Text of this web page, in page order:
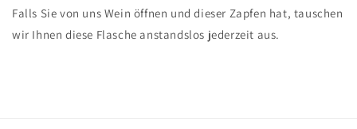
Falls Sie von uns Wein öffnen und dieser Zapfen hat, tauschen
wir Ihnen diese Flasche anstandslos jederzeit aus.